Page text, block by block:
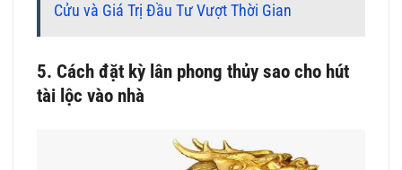
Cửu và Giá Trị Đầu Tư Vượt Thời Gian
5. Cách đặt kỳ lân phong thủy sao cho hút
tài lộc vào nhà